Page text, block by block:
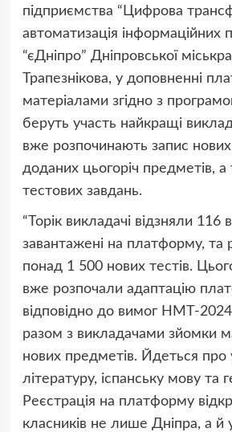
підприємства “Цифрова
автоматизація інформаційних
“єДніпро” Дніпровської
Трапезнікова, у доповненні
матеріалами згідно з
беруть участь найкращі
вже розпочинають запис нових
доданих цьогоріч предметів,
тестових завдань.
“Торік викладачі відзняли 116
завантажені на платформу, та
понад 1 500 нових тестів.
вже розпочали адаптацію
відповідно до вимог НМТ-
разом з викладачами зйомки
нових предметів. Йдеться про
літературу, іспанську мову та
Реєстрація на платформу
класників не лише Дніпра, а й